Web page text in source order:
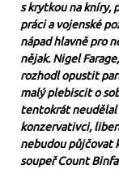
s krytkou na kníry,
práci a vojenské
nápad hlavně pro
nějak. Nigel
rozhodl opustit
malý plebiscit o
tentokrát neudělal
konzervativci,
nebudou půjčovat
soupeř Count